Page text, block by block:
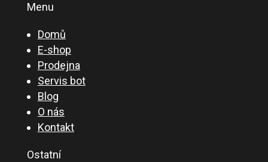
Menu
Domů
E-shop
Prodejna
Servis bot
Blog
O nás
Kontakt
Ostatní